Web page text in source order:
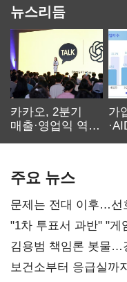
뉴스리듬
카카오, 2분기
매출·영업익 역대
가
주요 뉴스
문제는 전대 이후…선
불복'
"1차 투표서 과반" "
김용범 책임론 봇물…
보건소부터 응급실까